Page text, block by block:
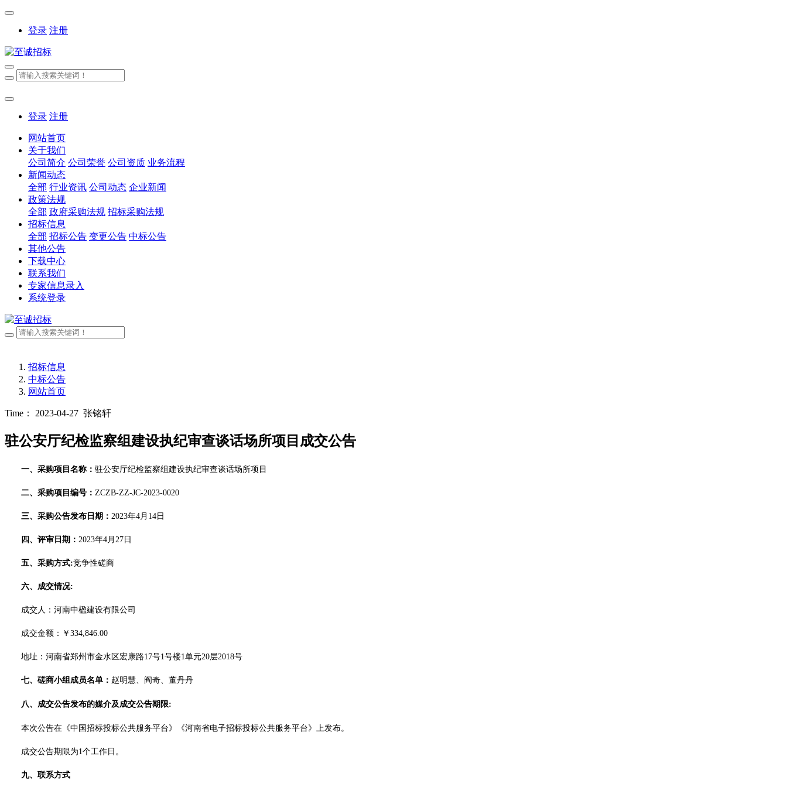
登录 注册
登录 注册
网站首页
关于我们
公司简介 公司荣誉 公司资质 业务流程
新闻动态
全部 行业资讯 公司动态 企业新闻
政策法规
全部 政府采购法规 招标采购法规
招标信息
全部 招标公告 变更公告 中标公告
其他公告
下载中心
联系我们
专家信息录入
系统登录
招标信息
中标公告
网站首页
Time： 2023-04-27 张铭轩
驻公安厅纪检监察组建设执纪审查谈话场所项目成交公告
一、采购项目名称： 驻公安厅纪检监察组建设执纪审查谈话场所项目
二、 采购项目编号： ZCZB-ZZ-JC-2023-0020
三、 采购公告发布日期： 2023年4月 14 日
四、 评审日期： 2023年4月 27 日
五、 采购方式:竞争性磋商
六、 成交情况:
成交人： 河南中楹建设有限公司
成交金额：￥ 334,846.00
地址： 河南省郑州市金水区宏康路17号1号楼1单元20层2018号
七、 磋商小组成员名单： 赵明慧、 阎奇、 董丹丹
八、 成交公告发布的媒介及成交公告期限:
本次公告在 《中国招标投标公共服务平台》《河南省电子招标投标公共服务平台》 上发布。
成交公告期限为1个工作日。
九、联系方式